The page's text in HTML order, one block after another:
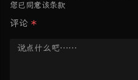
您已同意该条款
评论 *